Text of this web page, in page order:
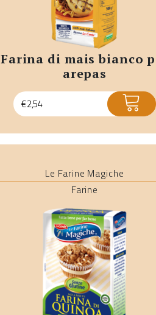
farina di mais bianco per
arepas
€2,54 ACQUISTA
Le Farine Magiche
Farine